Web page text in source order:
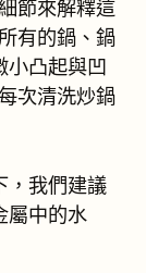
節來解釋這
有的鍋、鍋
凸起與凹
次清洗炒鍋
，我們建議
屬中的水